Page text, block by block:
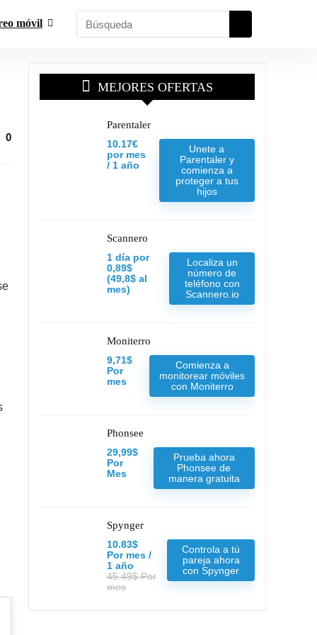
móvil
0
MEJORES OFERTAS
Parentaler
10.17€
por mes
/ 1 año
Unete a
Parentaler y
comienza a
proteger a tus
hijos
Scannero
1 día por
0,89$
(49,8$ al
mes)
Localiza un
número de
teléfono con
Scannero.io
Moniterro
9,71$
Por
mes
Comienza a
monitorear móviles
con Moniterro
Phonsee
29,99$
Por
Mes
Prueba ahora
Phonsee de
manera gratuita
Spynger
10.83$
Por mes /
1 año
45.49$ Por
mes
Controla a tú
pareja ahora
con Spynger